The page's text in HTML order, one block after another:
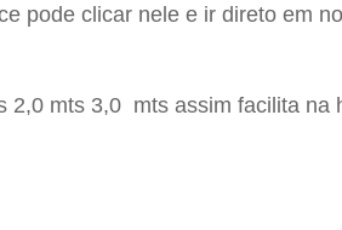
pode clicar nele e ir direto em
2,0 mts 3,0 mts assim facilita na